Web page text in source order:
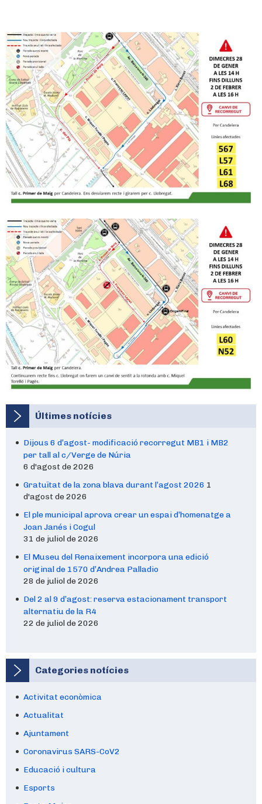
Últimes notícies
Dijous 6 d’agost- modificació recorregut MB1 i MB2
per tall al c/Verge de Núria
6 d'agost de 2026
Gratuïtat de la zona blava durant l’agost 2026 1
d'agost de 2026
El ple municipal aprova crear un espai d’homenatge a
Joan Janés i Cogul
31 de juliol de 2026
El Museu del Renaixement incorpora una edició
original de 1570 d’Andrea Palladio
28 de juliol de 2026
Del 2 al 9 d’agost: reserva estacionament transport
alternatiu de la R4
22 de juliol de 2026
Categories notícies
Activitat econòmica
Actualitat
Ajuntament
Coronavirus SARS-CoV2
Educació i cultura
Esports